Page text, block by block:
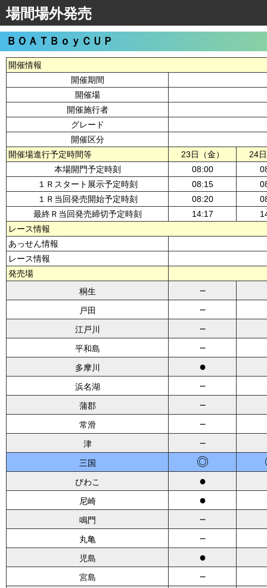
場間場外発売
ＢＯＡＴＢｏｙＣＵＰ
開催情報
開催期間
開催場
開催施行者
グレード
開催区分
開催場進行予定時間等
23日（金）
24
本場開門予定時刻
08:00
１Ｒスタート展示予定時刻
08:15
１Ｒ当回発売開始予定時刻
08:20
最終Ｒ当回発売締切予定時刻
14:17
レース情報
あっせん情報
レース情報
発売場
桐生
－
戸田 －
江戸川 －
平和島 －
多摩川 ●
浜名湖 －
蒲郡 －
常滑 －
津 －
三国 ◎
びわこ ●
尼崎 ●
鳴門 －
丸亀 －
児島 ●
宮島 －